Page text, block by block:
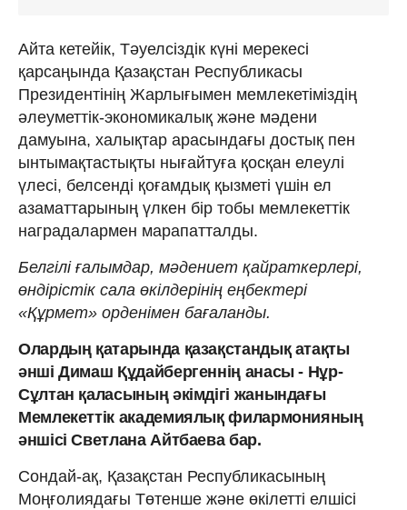
Айта кетейік, Тәуелсіздік күні мерекесі
қарсаңында Қазақстан Республикасы
Президентінің Жарлығымен мемлекетіміздің
әлеуметтік-экономикалық және мәдени
дамуына, халықтар арасындағы достық пен
ынтымақтастықты нығайтуға қосқан елеулі
үлесі, белсенді қоғамдық қызметі үшін ел
азаматтарының үлкен бір тобы мемлекеттік
наградалармен марапатталды.
Белгілі ғалымдар, мәдениет қайраткерлері,
өндірістік сала өкілдерінің еңбектері
«Құрмет» орденімен бағаланды.
Олардың қатарында қазақстандық атақты
әнші Димаш Құдайбергеннің анасы - Нұр-
Сұлтан қаласының әкімдігі жанындағы
Мемлекеттік академиялық филармонияның
әншісі Светлана Айтбаева бар.
Сондай-ақ, Қазақстан Республикасының
Моңғолиядағы Төтенше және өкілетті елшісі